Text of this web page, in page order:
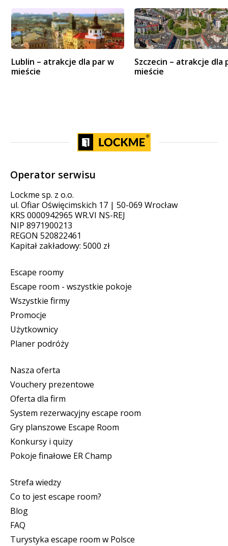
Lublin – atrakcje dla par w
mieście
Szczecin – atrakcje dla
mieście
Operator serwisu
Lockme sp. z o.o.
ul. Ofiar Oświęcimskich 17 | 50-069 Wrocław
KRS 0000942965 WR.VI NS-REJ
NIP 8971900213
REGON 520822461
Kapitał zakładowy: 5000 zł
Escape roomy
Escape room - wszystkie pokoje
Wszystkie firmy
Promocje
Użytkownicy
Planer podróży
Nasza oferta
Vouchery prezentowe
Oferta dla firm
System rezerwacyjny escape room
Gry planszowe Escape Room
Konkursy i quizy
Pokoje finałowe ER Champ
Strefa wiedzy
Co to jest escape room?
Blog
FAQ
Turystyka escape room w Polsce